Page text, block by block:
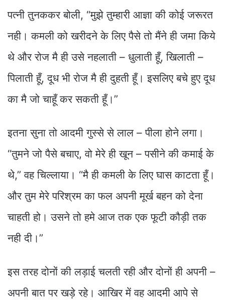
पत्नी तुनककर बोली, “मुझे तुम्हारी आज्ञा की कोई जरूरत
नही। कमली को खरीदने के लिए पैसे तो मैंने ही जमा किये
थे और रोज मै ही उसे नहलाती – धुलाती हूँ, खिलाती –
पिलाती हूँ, दूध भी रोज मै ही दुहती हूँ। इसलिए बचे हुए दूध
का मै जो चाहूँ कर सकती हूँ।”
इतना सुना तो आदमी गुस्से से लाल – पीला होने लगा।
“तुमने जो पैसे बचाए, वो मेरे ही खून – पसीने की कमाई के
थे,” वह चिल्लाया। “मै ही कमली के लिए घास काटता हूँ।
और तुम मेरे परिश्रम का फल अपनी मूर्ख बहन को देना
चाहती हो। उसने तो हमे आज तक एक फूटी कौड़ी तक
नही दी।”
इस तरह दोनों की लड़ाई चलती रही और दोनों ही अपनी –
अपनी बात पर खड़े रहे। आखिर में वह आदमी आपे से